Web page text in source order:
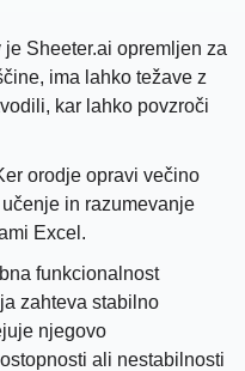
Sheeter.ai opremljen za
ima lahko težave z
kar lahko povzroči
orodje opravi večino
in razumevanje
Excel.
funkcionalnost
zahteva stabilno
njegovo
ali nestabilnosti